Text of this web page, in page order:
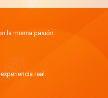
la misma pasión.
real.